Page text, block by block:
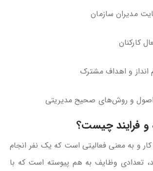
مدیران سازمان
کارکنان
و اهداف مشترک
اصول و روش‌های صحیح مدیریتی
و فرایند چیست؟
و به معنی فعالیتی است که یک نفر انجام
تعدادی وظایف به هم پیوسته است که با